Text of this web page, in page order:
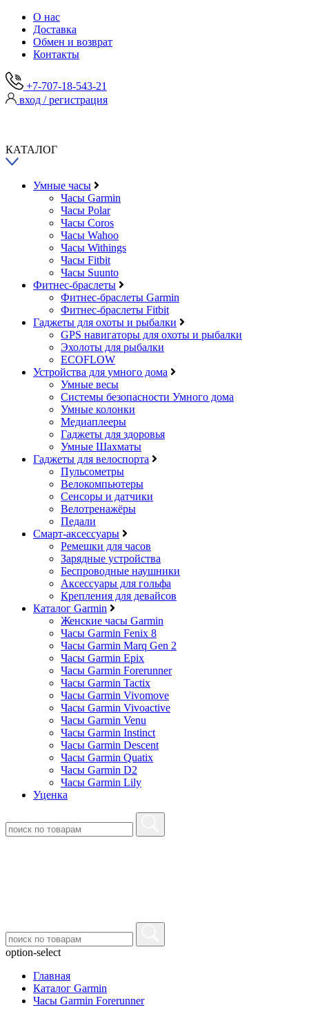
О нас
Доставка
Обмен и возврат
Контакты
+7-707-18-543-21
вход / регистрация
КАТАЛОГ
Умные часы
Часы Garmin
Часы Polar
Часы Coros
Часы Wahoo
Часы Withings
Часы Fitbit
Часы Suunto
Фитнес-браслеты
Фитнес-браслеты Garmin
Фитнес-браслеты Fitbit
Гаджеты для охоты и рыбалки
GPS навигаторы для охоты и рыбалки
Эхолоты для рыбалки
ECOFLOW
Устройства для умного дома
Умные весы
Системы безопасности Умного дома
Умные колонки
Медиаплееры
Гаджеты для здоровья
Умные Шахматы
Гаджеты для велоспорта
Пульсометры
Велокомпьютеры
Сенсоры и датчики
Велотренажёры
Педали
Смарт-аксессуары
Ремешки для часов
Зарядные устройства
Беспроводные наушники
Аксессуары для гольфа
Крепления для девайсов
Каталог Garmin
Женские часы Garmin
Часы Garmin Fenix 8
Часы Garmin Marq Gen 2
Часы Garmin Epix
Часы Garmin Forerunner
Часы Garmin Tactix
Часы Garmin Vivomove
Часы Garmin Vivoactive
Часы Garmin Venu
Часы Garmin Instinct
Часы Garmin Descent
Часы Garmin Quatix
Часы Garmin D2
Часы Garmin Lily
Уценка
option-select
Главная
Каталог Garmin
Часы Garmin Forerunner